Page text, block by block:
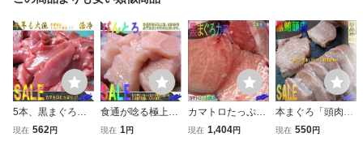
5本、黒まぐろ
「切り落とし500
現在 562円
食通が唸る極上ま
ぐろ「ビントロ50
現在 1円
カマトロたっぷ
り!! 黒まぐろ「2
現在 1,404円
本まぐろ「頭肉50
0g」レア物!!-超希
現在 550円